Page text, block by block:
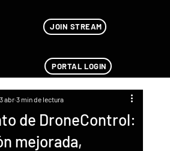
JOIN STREAM
PORTAL LOGIN
de DroneControl:
mejorada,
abr 3 min de lectura